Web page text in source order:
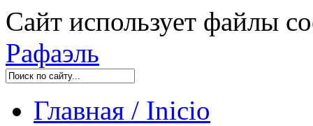
Сайт использует файлы
Рафаэль
Главная / Inicio